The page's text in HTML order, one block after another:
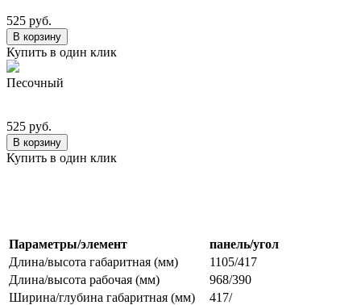
525 руб.
В корзину
Купить в один клик
Песочный
525 руб.
В корзину
Купить в один клик
Параметры/элемент
панель/угол
Длина/высота габаритная (мм)
1105/417
Длина/высота рабочая (мм)
968/390
Ширина/глубина габаритная (мм)
417/